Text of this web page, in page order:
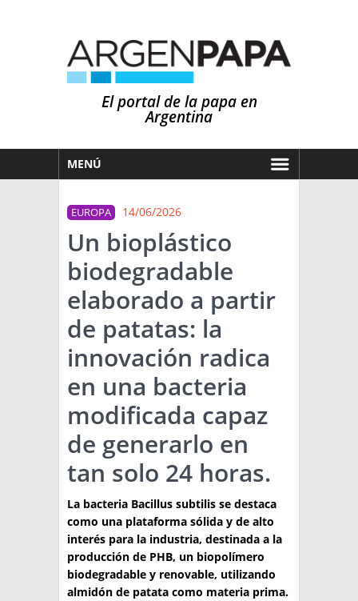
El portal de la papa en
Argentina
MENÚ
MERCADOS
NOTICIAS
EN ESPAÑOL
OTROS IDIOMAS
CLIMA
PRONÓSTICO
LLUVIAS
ARGENTINA
EL MUNDO
TÉCNICA
PRODUCCION
CLASIFICADOS
INTERES GENERAL
LA PAPA
RESOLUCIONES Y NORMATIVAS
ENLACES
ARGENPAPA
PUBLICIDAD
QUIENES SOMOS
CONTACTO
BUSCAR NOTICIAS
BUSCAR
EUROPA 14/06/2026
Un bioplástico
biodegradable
elaborado a partir
de patatas: la
innovación radica
en una bacteria
modificada capaz
de generarlo en
tan solo 24 horas.
La bacteria Bacillus subtilis se destaca
como una plataforma sólida y de alto
interés para la industria, destinada a la
producción de PHB, un biopolímero
biodegradable y renovable, utilizando
almidón de patata como materia prima.